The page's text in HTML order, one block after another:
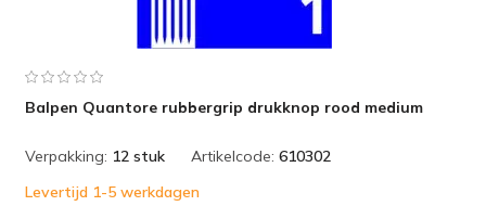
Balpen Quantore rubbergrip drukknop rood medium
Verpakking: 12 stuk Artikelcode: 610302
Levertijd 1-5 werkdagen